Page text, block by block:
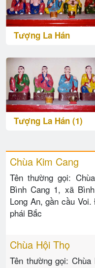
Tượng La Hán
Tượng La Hán (1)
Chùa Kim Cang
Tên thường gọi:
Bình Cang 1, xã
Long An, gần cầu
phái Bắc
Chùa Hội Thọ
Tên thường gọi: